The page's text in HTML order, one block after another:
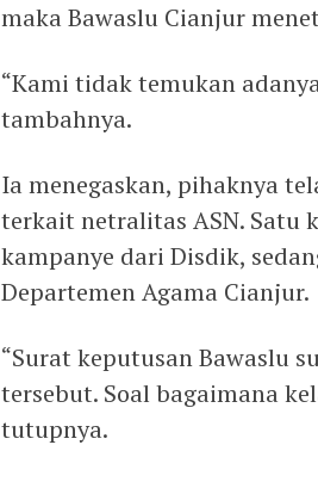
maka Bawaslu Cianjur
“Kami tidak temukan
tambahnya.
Ia menegaskan, pihaknya
terkait netralitas ASN. Satu
kampanye dari Disdik,
Departemen Agama Cianjur.
“Surat keputusan Bawaslu
tersebut. Soal bagaimana
tutupnya.